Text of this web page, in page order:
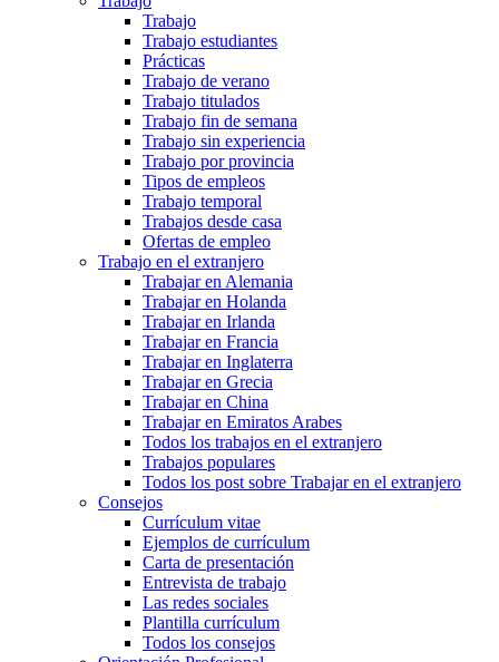
Trabajo
Trabajo estudiantes
Prácticas
Trabajo de verano
Trabajo titulados
Trabajo fin de semana
Trabajo sin experiencia
Trabajo por provincia
Tipos de empleos
Trabajo temporal
Trabajos desde casa
Ofertas de empleo
Trabajo en el extranjero
Trabajar en Alemania
Trabajar en Holanda
Trabajar en Irlanda
Trabajar en Francia
Trabajar en Inglaterra
Trabajar en Grecia
Trabajar en China
Trabajar en Emiratos Arabes
Todos los trabajos en el extranjero
Trabajos populares
Todos los post sobre Trabajar en el extranjero
Consejos
Currículum vitae
Ejemplos de currículum
Carta de presentación
Entrevista de trabajo
Las redes sociales
Plantilla currículum
Todos los consejos